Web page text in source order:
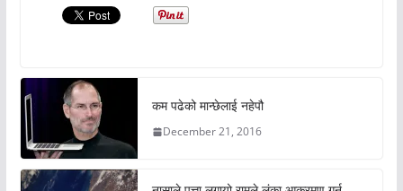
कम पढेको मान्छेलाई नहेपौ
December 21, 2016